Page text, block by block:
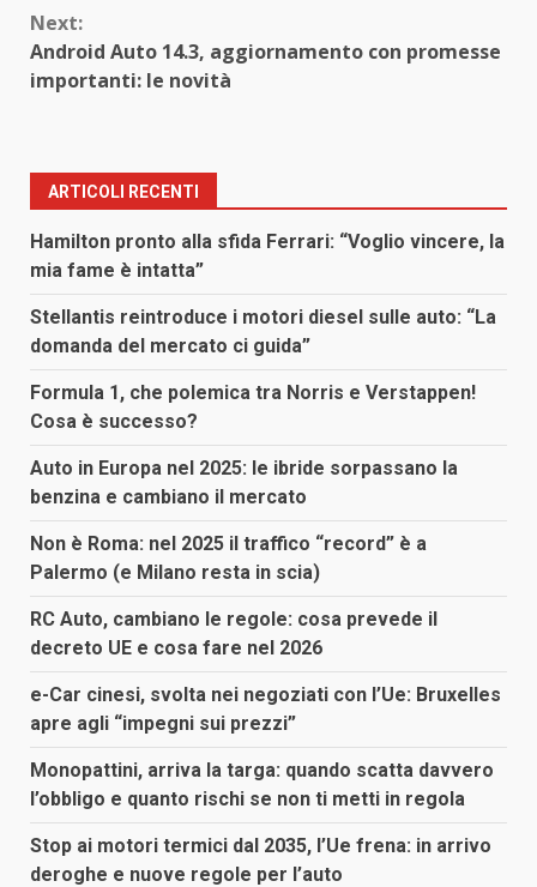
Next:
Android Auto 14.3, aggiornamento con promesse
importanti: le novità
ARTICOLI RECENTI
Hamilton pronto alla sfida Ferrari: “Voglio vincere, la
mia fame è intatta”
Stellantis reintroduce i motori diesel sulle auto: “La
domanda del mercato ci guida”
Formula 1, che polemica tra Norris e Verstappen!
Cosa è successo?
Auto in Europa nel 2025: le ibride sorpassano la
benzina e cambiano il mercato
Non è Roma: nel 2025 il traffico “record” è a
Palermo (e Milano resta in scia)
RC Auto, cambiano le regole: cosa prevede il
decreto UE e cosa fare nel 2026
e-Car cinesi, svolta nei negoziati con l’Ue: Bruxelles
apre agli “impegni sui prezzi”
Monopattini, arriva la targa: quando scatta davvero
l’obbligo e quanto rischi se non ti metti in regola
Stop ai motori termici dal 2035, l’Ue frena: in arrivo
deroghe e nuove regole per l’auto